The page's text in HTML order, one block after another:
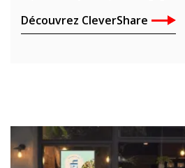
Découvrez CleverShare